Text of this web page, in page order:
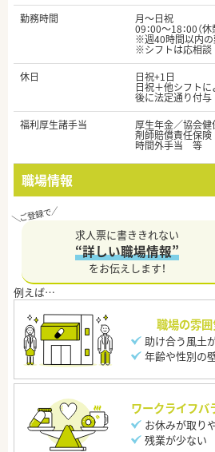
勤務時間
月～日祝
09：00～18：00（休
※週40時間以内
※シフトは応相談
休日
日祝+1日
日祝＋他シフト
後に法定通り付与
福利厚生諸手当
厚生年金／協会
剤師賠償責任保険
時間外手当 等
職場情報
求人票に書ききれない
“詳しい職場情報”
をお伝えします！
職場の雰
助け合う風土
年齢や性別の
ワークライフバ
お休みが取り
残業が少ない